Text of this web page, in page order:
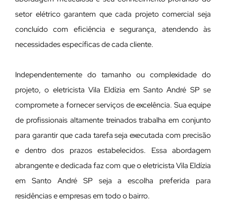
setor elétrico garantem que cada projeto comercial seja
concluído com eficiência e segurança, atendendo às
necessidades específicas de cada cliente.
Independentemente do tamanho ou complexidade do
projeto, o eletricista Vila Eldízia em Santo André SP se
compromete a fornecer serviços de excelência. Sua equipe
de profissionais altamente treinados trabalha em conjunto
para garantir que cada tarefa seja executada com precisão
e dentro dos prazos estabelecidos. Essa abordagem
abrangente e dedicada faz com que o eletricista Vila Eldízia
em Santo André SP seja a escolha preferida para
residências e empresas em todo o bairro.